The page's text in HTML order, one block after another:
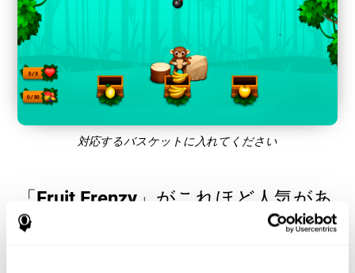
対応するバスケットに入れてください
「Fruit Frenzy」がこれほど人気があ
る理由は何ですか？ - 歴史